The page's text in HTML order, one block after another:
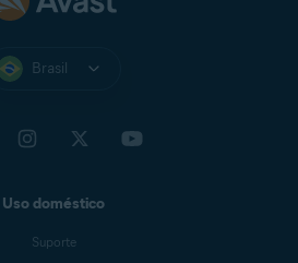
Brasil
Uso doméstico
Suporte